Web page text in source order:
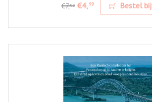
€7,99 €4,99 Bestel bij